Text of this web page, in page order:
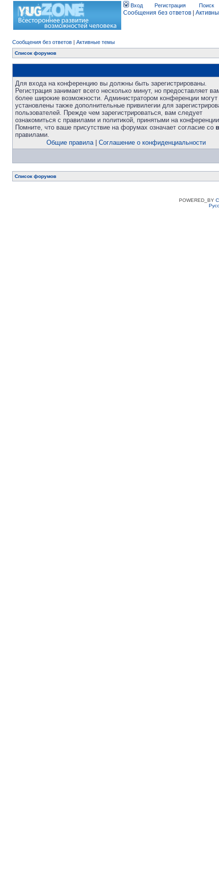
Вход Регистрация Поиск
Сообщения без ответов
Сообщения без ответов | Активные темы
Список форумов
Для входа на конференцию вы должны быть зарегистрированы.
Регистрация занимает всего несколько минут, но предоставляет
более широкие возможности. Администратором конференции
установлены также дополнительные привилегии для
пользователей. Прежде чем зарегистрироваться, вам следует
ознакомиться с правилами и политикой, принятыми на
Помните, что ваше присутствие на форумах означает согласие со
правилами.
Общие правила| Соглашение о конфиденциальности
Список форумов
POWERED_BY